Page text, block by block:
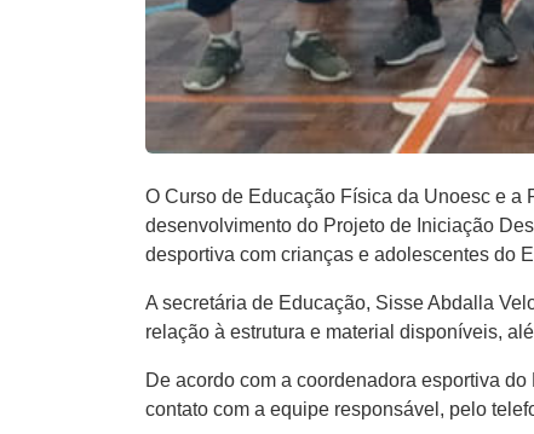
O Curso de Educação Física da Unoesc e a
desenvolvimento do Projeto de Iniciação
desportiva com crianças e adolescentes do
A secretária de Educação, Sisse Abdalla
relação à estrutura e material disponíveis,
De acordo com a coordenadora esportiva
contato com a equipe responsável, pelo